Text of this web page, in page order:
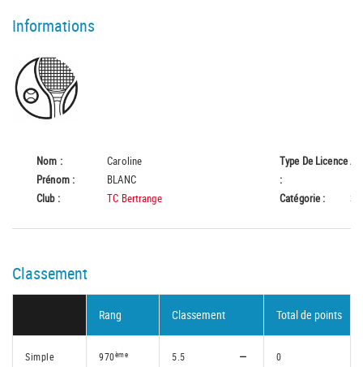
Informations
Nom :
Caroline
Prénom :
BLANC
Club :
TC Bertrange
Type De Licence
:
A
Catégorie :
Classement
Rang Classement Total de points
Simple 970ème 5.5 0